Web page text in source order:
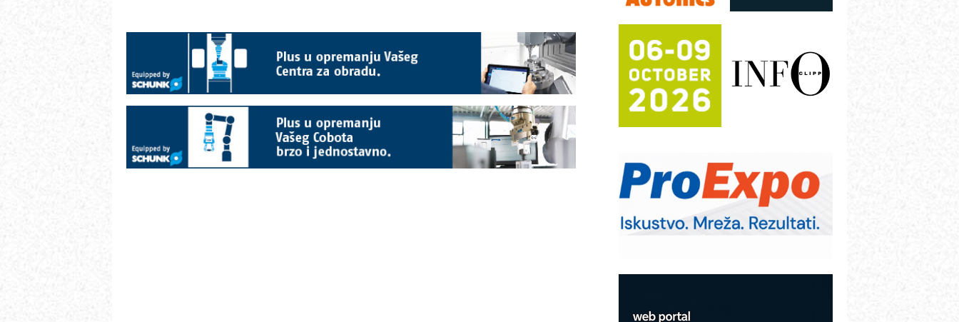
mrežnog pretvarača sa tečnim
Potpuna efikasnost bez složenih
sistema
Trajna oznaka kao dugoročna korist
Bezbednost na prvom mestu!
poverenja u industriji
– Pametna signalizacija za efikasnije
upravljanje mašinama
Sigurnije ispitivanje transformatora u
solarnim elektranama i vetroparkovima
COMBYPACK
ROSA i SCHUNK podižu proizvodnju
Detekcija različitih oblika